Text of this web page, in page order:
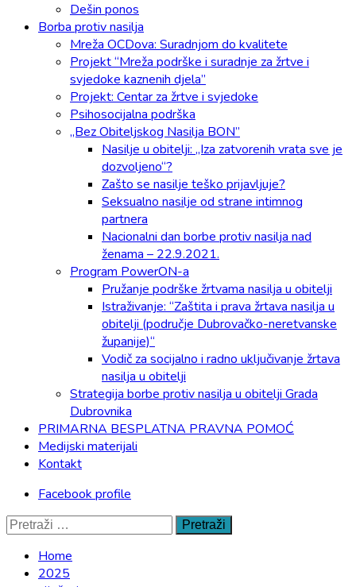
Dešin ponos
Borba protiv nasilja
Mreža OCDova: Suradnjom do kvalitete
Projekt “Mreža podrške i suradnje za žrtve i
svjedoke kaznenih djela”
Projekt: Centar za žrtve i svjedoke
Psihosocijalna podrška
„Bez Obiteljskog Nasilja BON”
Nasilje u obitelji: „Iza zatvorenih vrata sve je
dozvoljeno“?
Zašto se nasilje teško prijavljuje?
Seksualno nasilje od strane intimnog
partnera
Nacionalni dan borbe protiv nasilja nad
ženama – 22.9.2021.
Program PowerON-a
Pružanje podrške žrtvama nasilja u obitelji
Istraživanje: “Zaštita i prava žrtava nasilja u
obitelji (područje Dubrovačko-neretvanske
županije)“
Vodič za socijalno i radno uključivanje žrtava
nasilja u obitelji
Strategija borbe protiv nasilja u obitelji Grada
Dubrovnika
PRIMARNA BESPLATNA PRAVNA POMOĆ
Medijski materijali
Kontakt
Facebook profile
Pretraži:
Home
2025